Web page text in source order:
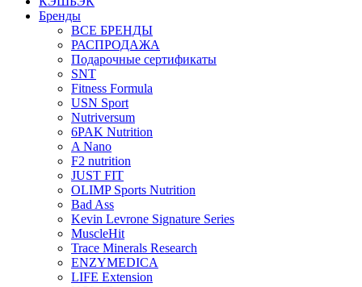
Бренды
ВСЕ БРЕНДЫ
РАСПРОДАЖА
Подарочные сертификаты
SNT
Fitness Formula
USN Sport
Nutriversum
6PAK Nutrition
A Nano
F2 nutrition
JUST FIT
OLIMP Sports Nutrition
Bad Ass
Kevin Levrone Signature Series
MuscleHit
Trace Minerals Research
ENZYMEDICA
LIFE Extension